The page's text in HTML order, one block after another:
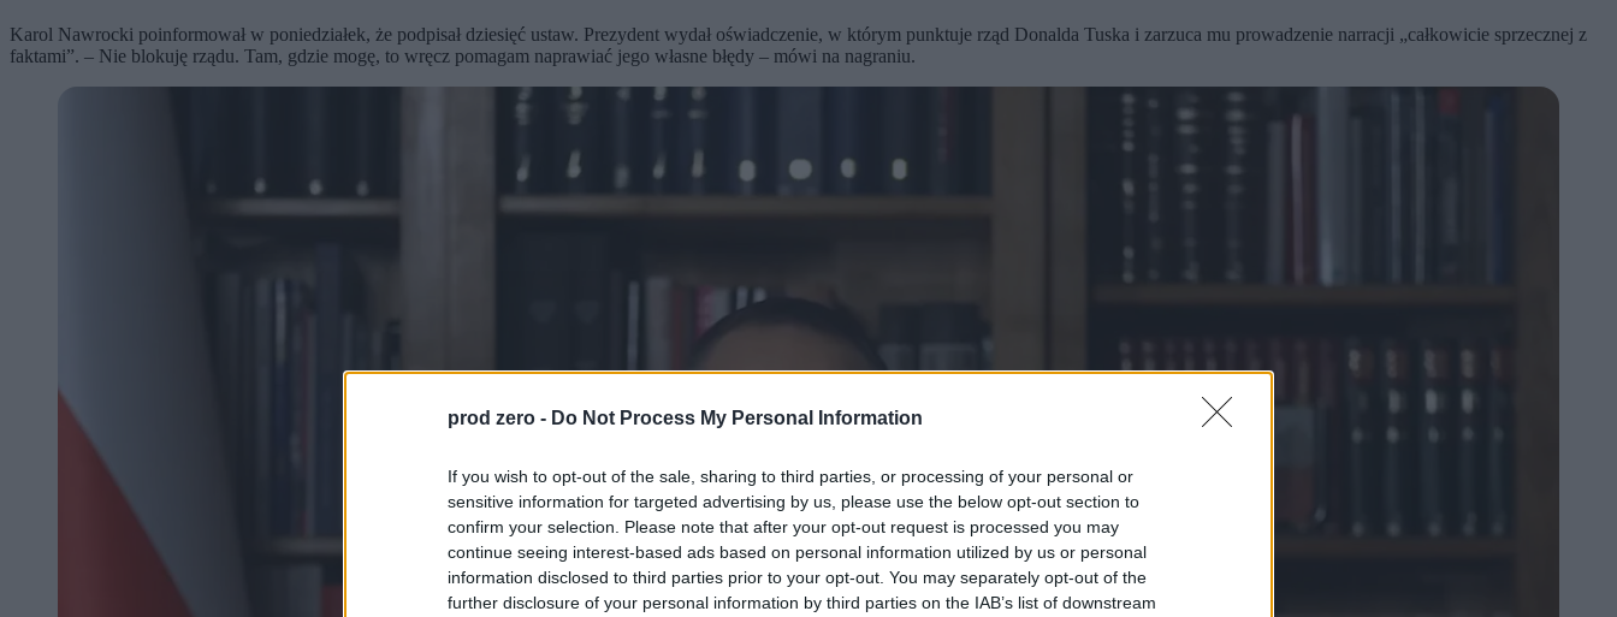
prod zero - Do Not Process My Personal Information
If you wish to opt-out of the sale, sharing to third parties, or processing of your personal or
sensitive information for targeted advertising by us, please use the below opt-out section to
confirm your selection. Please note that after your opt-out request is processed you may
continue seeing interest-based ads based on personal information utilized by us or personal
information disclosed to third parties prior to your opt-out. You may separately opt-out of the
further disclosure of your personal information by third parties on the IAB’s list of downstream
Karol Nawrocki poinformował w poniedziałek, że podpisał dziesięć ustaw. Prezydent wydał oświadczenie, w którym punktuje rząd Donalda Tuska i zarzuca mu prowadzenie narracji „całkowicie sprzecznej z
faktami”. – Nie blokuję rządu. Tam, gdzie mogę, to wręcz pomagam naprawiać jego własne błędy – mówi na nagraniu.